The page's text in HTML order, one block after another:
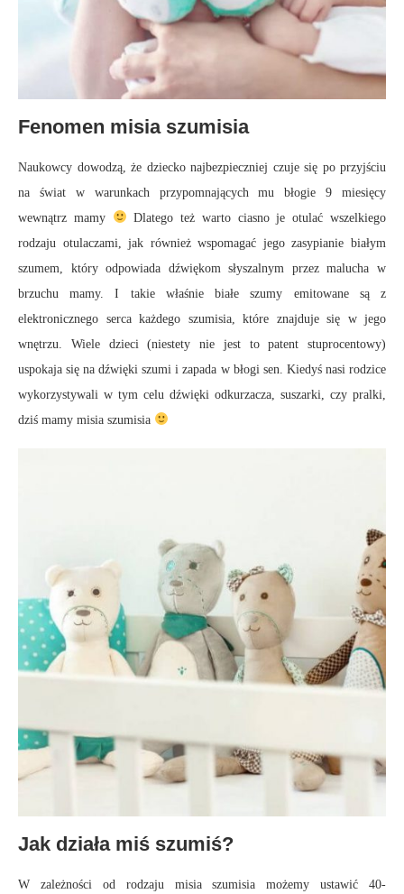
Fenomen misia szumisia
Naukowcy dowodzą, że dziecko najbezpieczniej czuje się po przyjściu
na świat w warunkach przypomnających mu błogie 9 miesięcy
wewnątrz mamy
Dlatego też warto ciasno je otulać wszelkiego
rodzaju otulaczami, jak również wspomagać jego zasypianie białym
szumem, który odpowiada dźwiękom słyszalnym przez malucha w
brzuchu mamy. I takie właśnie białe szumy emitowane są z
elektronicznego serca każdego szumisia, które znajduje się w jego
wnętrzu. Wiele dzieci (niestety nie jest to patent stuprocentowy)
uspokaja się na dźwięki szumi i zapada w błogi sen. Kiedyś nasi rodzice
wykorzystywali w tym celu dźwięki odkurzacza, suszarki, czy pralki,
dziś mamy misia szumisia
Jak działa miś szumiś?
W zależności od rodzaju misia szumisia możemy ustawić 40-